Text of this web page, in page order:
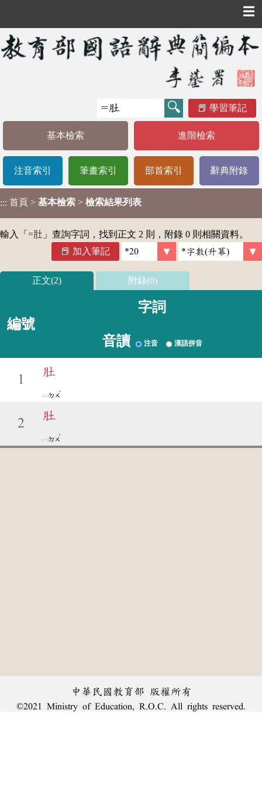
☰
學習筆記
基本檢索 進階檢索
注音索引 筆畫索引 部首索引 辭典附錄
::: 首頁 > 基本檢索 > 檢索結果列表
輸入「 =肚 」查詢字詞，找到正文 2 則，附錄 0 則相關資料。
加入筆記
正文(2) 附錄(0)
編號
字詞
音讀 注音 漢語拼音
1
肚
ㄉㄨ
ˇ
2
肚
ㄉㄨ
ˋ
中華民國教育部 版權所有
©2021 Ministry of Education, R.O.C. All rights reserved.